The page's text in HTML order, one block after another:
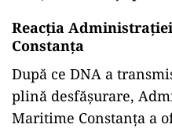
Reacția
Constanţa
După ce DNA a
plină desfășurare,
Maritime Constanța a